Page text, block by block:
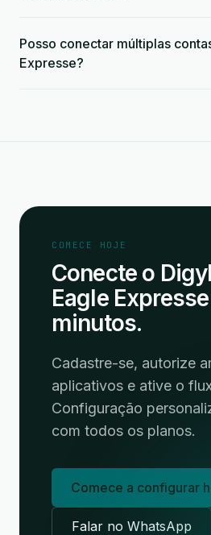
Posso conectar múltiplas
Expresse?
COMECE HOJE
Conecte o
Eagle
minutos.
Cadastre-se, autorize
aplicativos e ative o
Configuração
com todos os planos.
Comece a configurar
Falar no WhatsApp